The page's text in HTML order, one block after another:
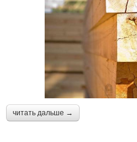
читать дальше →